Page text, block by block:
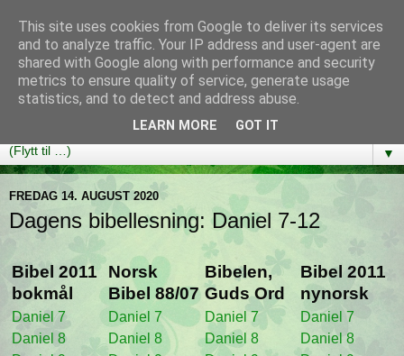
Bibelutfordringen
En bibelleseplan som hjelper deg med å lese gjennom hele
Bibelen på ett år!
▼
FREDAG 14. AUGUST 2020
Dagens bibellesning: Daniel 7-12
Bibel 2011
bokmål
Norsk
Bibel 88/07
Bibelen,
Guds Ord
Bibel 2011
nynorsk
Daniel 7 Daniel 7 Daniel 7
Daniel 7
Daniel 8
Daniel 8 Daniel 8
Daniel 8
This site uses cookies from Google to deliver its services
and to analyze traffic. Your IP address and user-agent are
shared with Google along with performance and security
metrics to ensure quality of service, generate usage
statistics, and to detect and address abuse.
LEARN MORE GOT IT